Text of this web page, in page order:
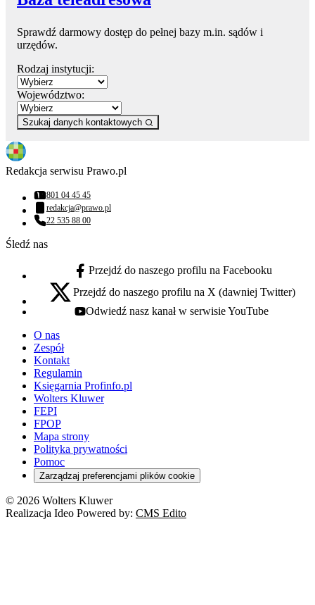
Sprawdź darmowy dostęp do pełnej bazy m.in. sądów i
urzędów.
Rodzaj instytucji:
Województwo:
Szukaj danych kontaktowych
Redakcja serwisu Prawo.pl
Numer telefonu:
801 04 45 45
Adres email:
redakcja@prawo.pl
Numer telefonu:
22 535 88 00
Śledź nas
facebook - otwiera się w nowej karcie
Przejdź do naszego profilu na Facebooku
x - otwiera się w nowej karcie
Przejdź do naszego profilu na X (dawniej Twitter)
youtube - otwiera się w nowej karcie
Odwiedź nasz kanał w serwisie YouTube
O nas
Zespół
Kontakt
Regulamin
Księgarnia Profinfo.pl
Wolters Kluwer
FEPI
FPOP
Mapa strony
Polityka prywatności
Pomoc
Zarządzaj preferencjami plików cookie
© 2026 Wolters Kluwer
Realizacja Ideo Powered by: CMS Edito